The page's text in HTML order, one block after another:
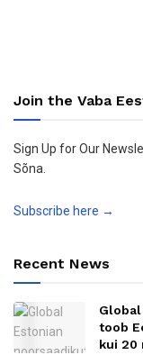
Join the Vaba
Sign Up for Our
Sõna.
Subscribe here →
Recent News
toob
kui 20